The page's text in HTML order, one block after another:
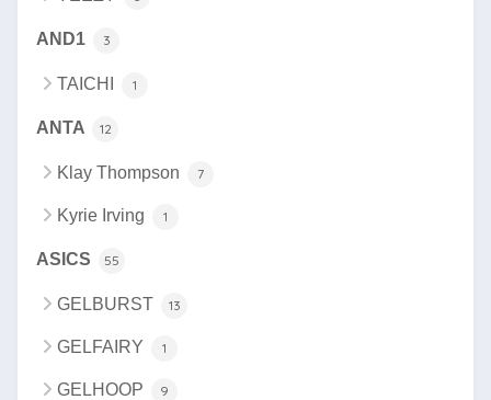
AND1 3
TAICHI 1
ANTA 12
Klay Thompson 7
Kyrie Irving 1
ASICS 55
GELBURST 13
GELFAIRY 1
GELHOOP 9